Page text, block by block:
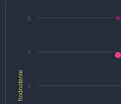
hodnotenie 3
4
5